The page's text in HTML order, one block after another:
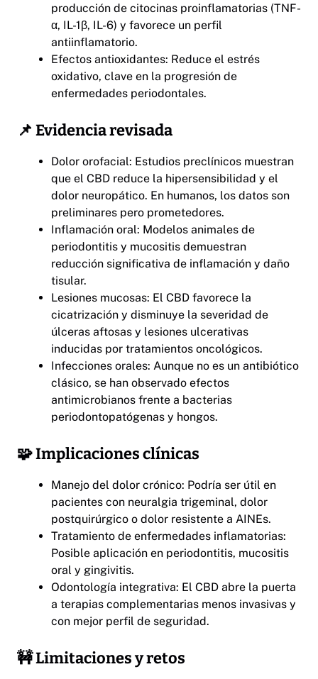
producción de citocinas proinflamatorias (TNF-
α, IL-1β, IL-6) y favorece un perfil
antiinflamatorio.
Efectos antioxidantes: Reduce el estrés
oxidativo, clave en la progresión de
enfermedades periodontales.
📌 Evidencia revisada
Dolor orofacial: Estudios preclínicos muestran
que el CBD reduce la hipersensibilidad y el
dolor neuropático. En humanos, los datos son
preliminares pero prometedores.
Inflamación oral: Modelos animales de
periodontitis y mucositis demuestran
reducción significativa de inflamación y daño
tisular.
Lesiones mucosas: El CBD favorece la
cicatrización y disminuye la severidad de
úlceras aftosas y lesiones ulcerativas
inducidas por tratamientos oncológicos.
Infecciones orales: Aunque no es un antibiótico
clásico, se han observado efectos
antimicrobianos frente a bacterias
periodontopatógenas y hongos.
🧩 Implicaciones clínicas
Manejo del dolor crónico: Podría ser útil en
pacientes con neuralgia trigeminal, dolor
postquirúrgico o dolor resistente a AINEs.
Tratamiento de enfermedades inflamatorias:
Posible aplicación en periodontitis, mucositis
oral y gingivitis.
Odontología integrativa: El CBD abre la puerta
a terapias complementarias menos invasivas y
con mejor perfil de seguridad.
🚧 Limitaciones y retos